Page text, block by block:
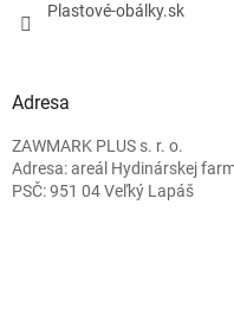
Plastové-obálky.sk
Adresa
ZAWMARK PLUS s. r. o.
Adresa: areál Hydinárskej
PSČ: 951 04 Veľký Lapáš